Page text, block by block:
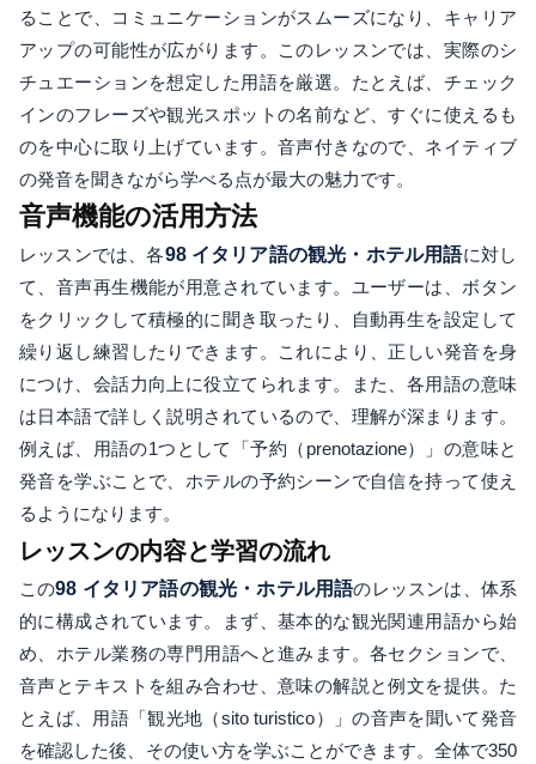
ることで、コミュニケーションがスムーズになり、キャリア
アップの可能性が広がります。このレッスンでは、実際のシ
チュエーションを想定した用語を厳選。たとえば、チェック
インのフレーズや観光スポットの名前など、すぐに使えるも
のを中心に取り上げています。音声付きなので、ネイティブ
の発音を聞きながら学べる点が最大の魅力です。
音声機能の活用方法
レッスンでは、各98 イタリア語の観光・ホテル用語に対し
て、音声再生機能が用意されています。ユーザーは、ボタン
をクリックして積極的に聞き取ったり、自動再生を設定して
繰り返し練習したりできます。これにより、正しい発音を身
につけ、会話力向上に役立てられます。また、各用語の意味
は日本語で詳しく説明されているので、理解が深まります。
例えば、用語の1つとして「予約（prenotazione）」の意味と
発音を学ぶことで、ホテルの予約シーンで自信を持って使え
るようになります。
レッスンの内容と学習の流れ
この98 イタリア語の観光・ホテル用語のレッスンは、体系
的に構成されています。まず、基本的な観光関連用語から始
め、ホテル業務の専門用語へと進みます。各セクションで、
音声とテキストを組み合わせ、意味の解説と例文を提供。た
とえば、用語「観光地（sito turistico）」の音声を聞いて発音
を確認した後、その使い方を学ぶことができます。全体で350